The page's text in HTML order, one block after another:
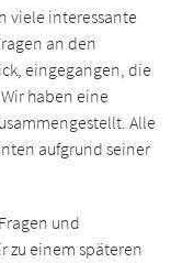
viele interessante
an den
eingegangen, die
haben eine
Alle
aufgrund seiner
und
zu einem späteren